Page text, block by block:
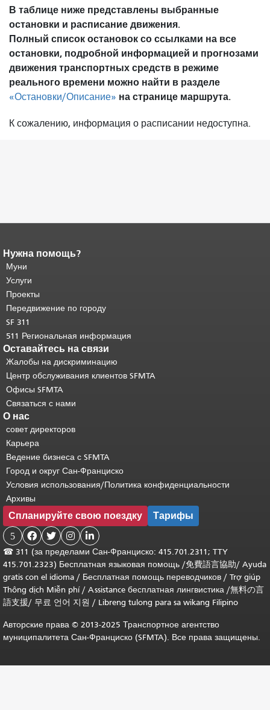
В таблице ниже представлены выбранные
остановки и расписание движения.
Полный список остановок со ссылками на все
остановки, подробной информацией и прогнозами
движения транспортных средств в режиме
реального времени можно найти в разделе
«Остановки/Описание» на странице маршрута.
К сожалению, информация о расписании недоступна.
Конец содержимого
страницы.
страницы повторяется на каждой
странице.
основного содержимого .
Нужна помощь?
Муни
Услуги
Проекты
Передвижение по городу
SF 311
511 Региональная информация
Оставайтесь на связи
Жалобы на дискриминацию
Центр обслуживания клиентов SFMTA
Офисы SFMTA
Связаться с нами
О нас
совет директоров
Карьера
Ведение бизнеса с SFMTA
Город и округ Сан-Франциско
Условия использования/Политика конфиденциальности
Архивы
Спланируйте свою поездку Тарифы
5    
☎ 311 (за пределами Сан-Франциско: 415.701.2311; TTY
415.701.2323) Бесплатная языковая помощь /免費語言協助/ Ayuda
gratis con el idioma / Бесплатная помощь переводчиков / Trợ giúp
Thông dịch Miễn phí/ Assistance бесплатная лингвистика /無料の言
語支援/ 무료 언어 지원 / Libreng tulong para sa wikang Filipino
Авторские права © 2013-2025 Транспортное агентство
муниципалитета Сан-Франциско (SFMTA). Все права защищены.